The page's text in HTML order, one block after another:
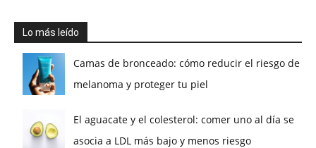
Lo más leído
Camas de bronceado: cómo reducir el riesgo de
melanoma y proteger tu piel
El aguacate y el colesterol: comer uno al día se
asocia a LDL más bajo y menos riesgo